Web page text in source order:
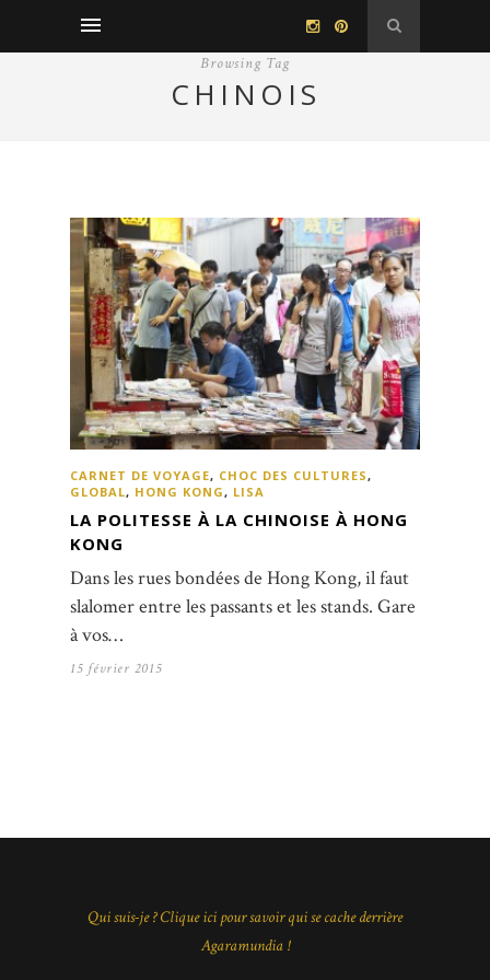
Browsing Tag
CHINOIS
CARNET DE VOYAGE, CHOC DES CULTURES,
GLOBAL, HONG KONG, LISA
LA POLITESSE À LA CHINOISE À HONG
KONG
Dans les rues bondées de Hong Kong, il faut
slalomer entre les passants et les stands. Gare
à vos…
15 février 2015
Qui suis-je ? Clique ici pour savoir qui se cache derrière
Agaramundia !